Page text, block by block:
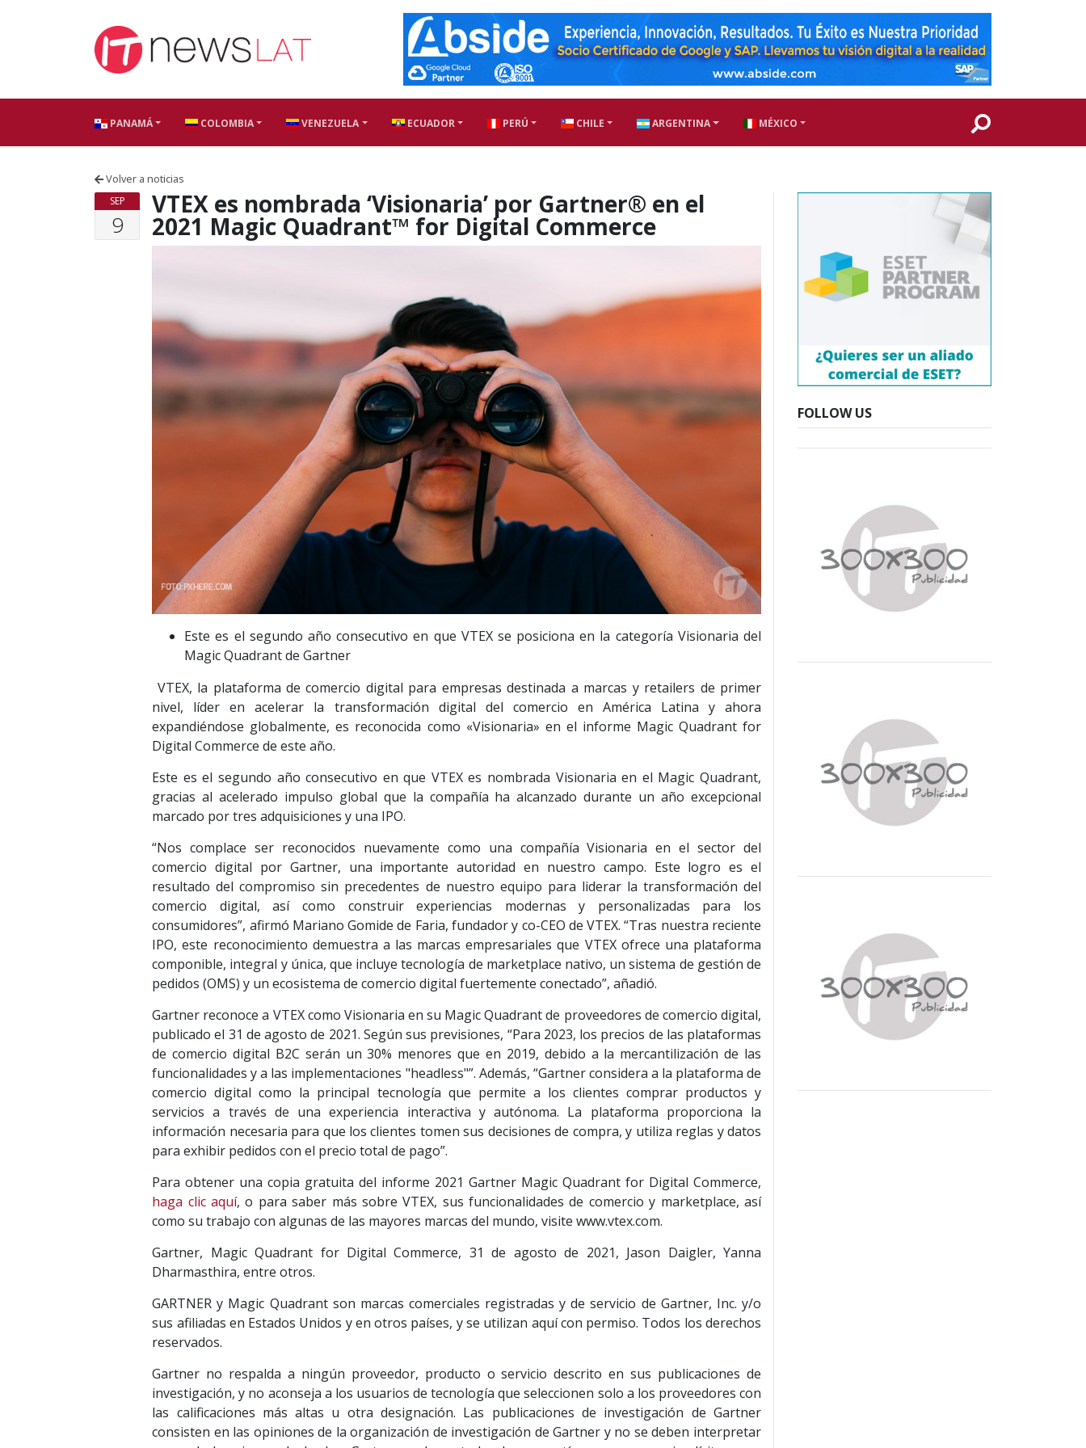
PANAMÁ COLOMBIA VENEZUELA ECUADOR PERÚ CHILE ARGENTINA MÉXICO
Volver a noticias
SEP
9
VTEX es nombrada ‘Visionaria’ por Gartner® en el
2021 Magic Quadrant™ for Digital Commerce
Este es el segundo año consecutivo en que VTEX se posiciona en la categoría Visionaria del
Magic Quadrant de Gartner
VTEX, la plataforma de comercio digital para empresas destinada a marcas y retailers de primer
nivel, líder en acelerar la transformación digital del comercio en América Latina y ahora
expandiéndose globalmente, es reconocida como «Visionaria» en el informe Magic Quadrant for
Digital Commerce de este año.
Este es el segundo año consecutivo en que VTEX es nombrada Visionaria en el Magic Quadrant,
gracias al acelerado impulso global que la compañía ha alcanzado durante un año excepcional
marcado por tres adquisiciones y una IPO.
“Nos complace ser reconocidos nuevamente como una compañía Visionaria en el sector del
comercio digital por Gartner, una importante autoridad en nuestro campo. Este logro es el
resultado del compromiso sin precedentes de nuestro equipo para liderar la transformación del
comercio digital, así como construir experiencias modernas y personalizadas para los
consumidores”, afirmó Mariano Gomide de Faria, fundador y co-CEO de VTEX. “Tras nuestra reciente
IPO, este reconocimiento demuestra a las marcas empresariales que VTEX ofrece una plataforma
componible, integral y única, que incluye tecnología de marketplace nativo, un sistema de gestión de
pedidos (OMS) y un ecosistema de comercio digital fuertemente conectado”, añadió.
Gartner reconoce a VTEX como Visionaria en su Magic Quadrant de proveedores de comercio digital,
publicado el 31 de agosto de 2021. Según sus previsiones, “Para 2023, los precios de las plataformas
de comercio digital B2C serán un 30% menores que en 2019, debido a la mercantilización de las
funcionalidades y a las implementaciones "headless"”. Además, “Gartner considera a la plataforma de
comercio digital como la principal tecnología que permite a los clientes comprar productos y
servicios a través de una experiencia interactiva y autónoma. La plataforma proporciona la
información necesaria para que los clientes tomen sus decisiones de compra, y utiliza reglas y datos
para exhibir pedidos con el precio total de pago”.
Para obtener una copia gratuita del informe 2021 Gartner Magic Quadrant for Digital Commerce,
haga clic aquí, o para saber más sobre VTEX, sus funcionalidades de comercio y marketplace, así
como su trabajo con algunas de las mayores marcas del mundo, visite www.vtex.com.
Gartner, Magic Quadrant for Digital Commerce, 31 de agosto de 2021, Jason Daigler, Yanna
Dharmasthira, entre otros.
GARTNER y Magic Quadrant son marcas comerciales registradas y de servicio de Gartner, Inc. y/o
sus afiliadas en Estados Unidos y en otros países, y se utilizan aquí con permiso. Todos los derechos
reservados.
Gartner no respalda a ningún proveedor, producto o servicio descrito en sus publicaciones de
investigación, y no aconseja a los usuarios de tecnología que seleccionen solo a los proveedores con
las calificaciones más altas u otra designación. Las publicaciones de investigación de Gartner
consisten en las opiniones de la organización de investigación de Gartner y no se deben interpretar
FOLLOW US